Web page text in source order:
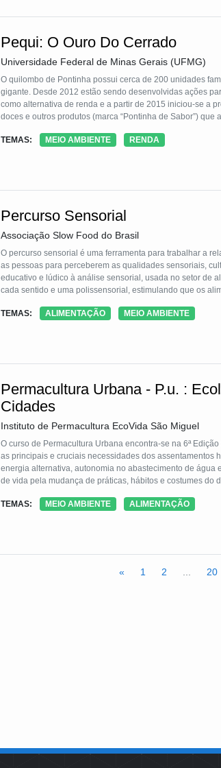
Pequi: O Ouro Do Cerrado
Universidade Federal de Minas Gerais (UFMG)
O quilombo de Pontinha possui cerca de 200 unidades
gigante. Desde 2012 estão sendo desenvolvidas ações
como alternativa de renda e a partir de 2015 iniciou-se a
doces e outros produtos (marca “Pontinha de Sabor”)
produção e prevê-se em breve a instalação de uma
TEMAS: MEIO AMBIENTE RENDA
Percurso Sensorial
Associação Slow Food do Brasil
O percurso sensorial é uma ferramenta para trabalhar a
as pessoas para perceberem as qualidades sensoriais,
educativo e lúdico à análise sensorial, usada no setor de
cada sentido e uma polissensorial, estimulando que os
olhar pro alimento, atuando na promoção da educação
TEMAS: ALIMENTAÇÃO MEIO AMBIENTE
Permacultura Urbana - P.u. :
Cidades
Instituto de Permacultura EcoVida São Miguel
O curso de Permacultura Urbana encontra-se na 6ª
as principais e cruciais necessidades dos assentamentos
energia alternativa, autonomia no abastecimento de água e autossuficiência alimentar. Busca incentivar formas alternativas
de vida pela mudança de práticas, hábitos e costumes do
durante um final de semana em vivência imersiva de 20h/
TEMAS: MEIO AMBIENTE ALIMENTAÇÃO
« 1 2 20